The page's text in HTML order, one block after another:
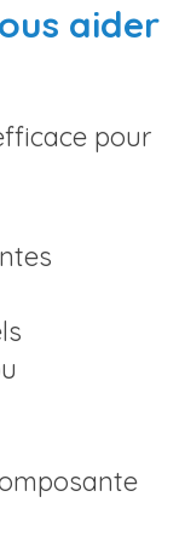
aider
pour